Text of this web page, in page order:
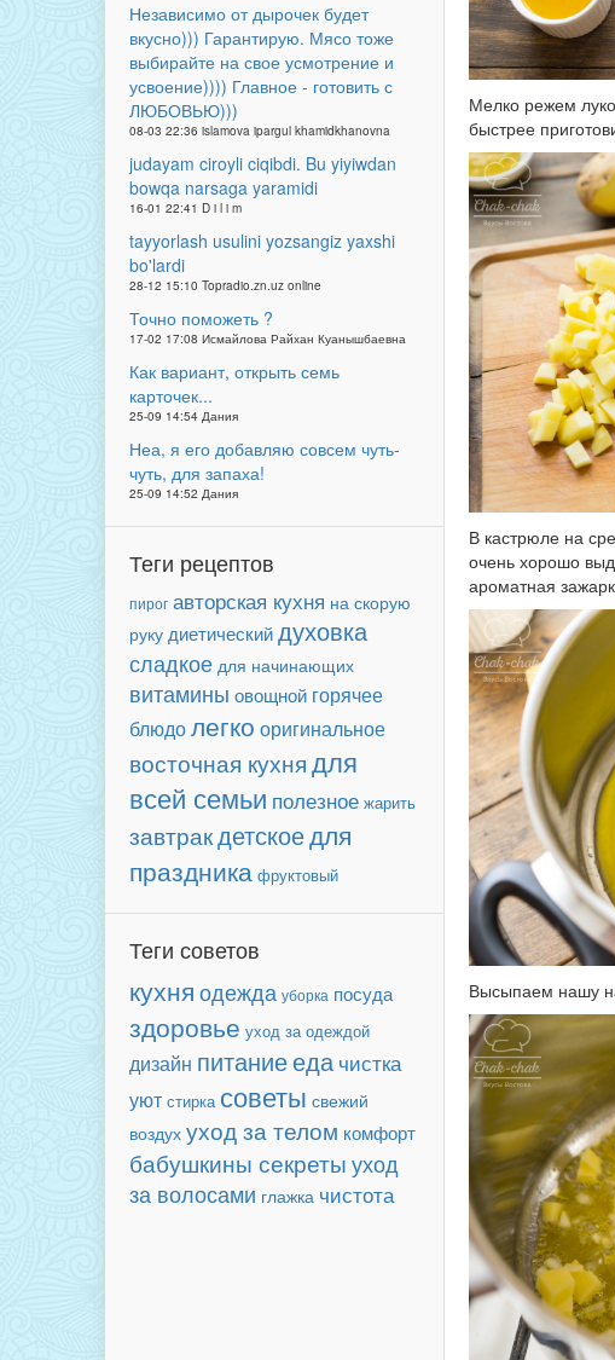
Независимо от дырочек будет
вкусно))) Гарантирую. Мясо тоже
выбирайте на свое усмотрение и
усвоение)))) Главное - готовить с
ЛЮБОВЬЮ)))
08-03 22:36 islamova ipargul khamidkhanovna
judayam ciroyli ciqibdi. Bu yiyiwdan
bowqa narsaga yaramidi
16-01 22:41 D i l i m
tayyorlash usulini yozsangiz yaxshi
bo'lardi
28-12 15:10 Topradio.zn.uz online
Точно поможеть ?
17-02 17:08 Исмайлова Райхан Куанышбаевна
Как вариант, открыть семь
карточек...
25-09 14:54 Дания
Неа, я его добавляю совсем чуть-
чуть, для запаха!
25-09 14:52 Дания
Теги рецептов
пирог авторская кухня на скорую
руку диетическийдуховка
сладкое для начинающих
витамины овощной горячее
блюдолегко оригинальное
восточная кухнядля
всей семьи полезное жарить
завтракдетскоедля
праздника фруктовый
Теги советов
кухня одежда уборка посуда
здоровье уход за одеждой
дизайн питаниееда чистка
уют стирка советы свежий
воздух уход за телом комфорт
бабушкины секретыуход
за волосами глажка чистота
Мелко режем
быстрее
В кастрюле на
очень хорошо
ароматная
Высыпаем нашу